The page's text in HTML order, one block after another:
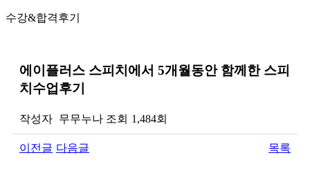
수강&합격후기
에이플러스 스피치에서 5개월동안 함께한 스피
치수업후기
작성자 무무누나 조회 1,484회
이전글 다음글 목록